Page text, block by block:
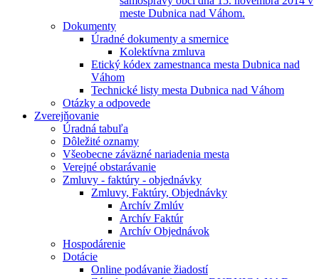
meste Dubnica nad Váhom.
Dokumenty
Úradné dokumenty a smernice
Kolektívna zmluva
Etický kódex zamestnanca mesta Dubnica nad
Váhom
Technické listy mesta Dubnica nad Váhom
Otázky a odpovede
Zverejňovanie
Úradná tabuľa
Dôležité oznamy
Všeobecne záväzné nariadenia mesta
Verejné obstarávanie
Zmluvy - faktúry - objednávky
Zmluvy, Faktúry, Objednávky
Archív Zmlúv
Archív Faktúr
Archív Objednávok
Hospodárenie
Dotácie
Online podávanie žiadostí